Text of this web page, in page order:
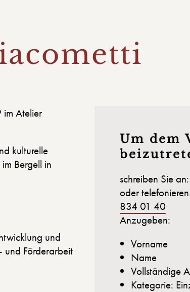
Atelier
kulturelle
Bergell in
und
und Förderarbeit
Um dem
schreiben Sie
oder
834 01 40
Anzugeben:
Vorname
Name
Vollständige
Kategorie: